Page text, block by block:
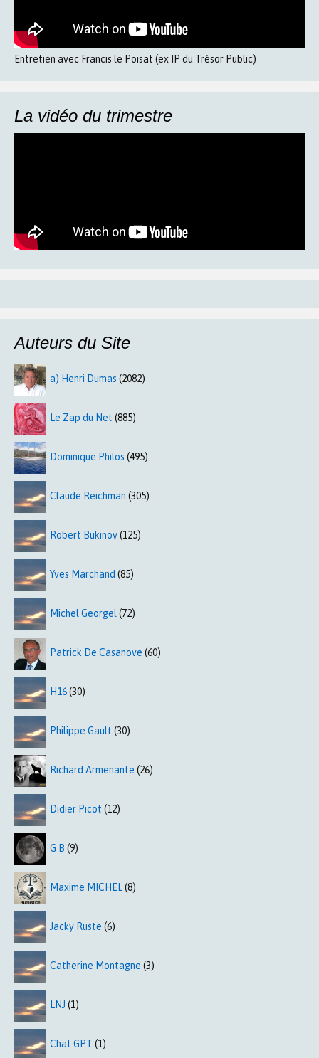
Entretien avec Francis le Poisat (ex IP du Trésor Public)
La vidéo du trimestre
Auteurs du Site
a) Henri Dumas (2082)
Le Zap du Net (885)
Dominique Philos (495)
Claude Reichman (305)
Robert Bukinov(125)
Yves Marchand (85)
Michel Georgel (72)
Patrick De Casanove (60)
H16(30)
Philippe Gault (30)
Richard Armenante (26)
Didier Picot (12)
G B (9)
Maxime MICHEL(8)
Jacky Ruste (6)
Catherine Montagne (3)
LNJ (1)
Chat GPT (1)